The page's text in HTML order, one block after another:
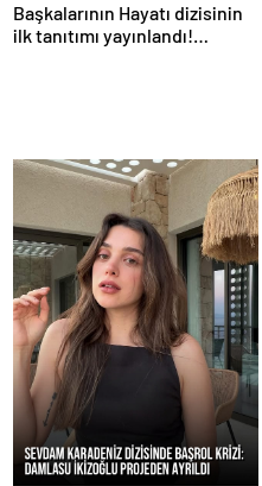
Başkalarının Hayatı dizisinin
ilk tanıtımı yayınlandı!